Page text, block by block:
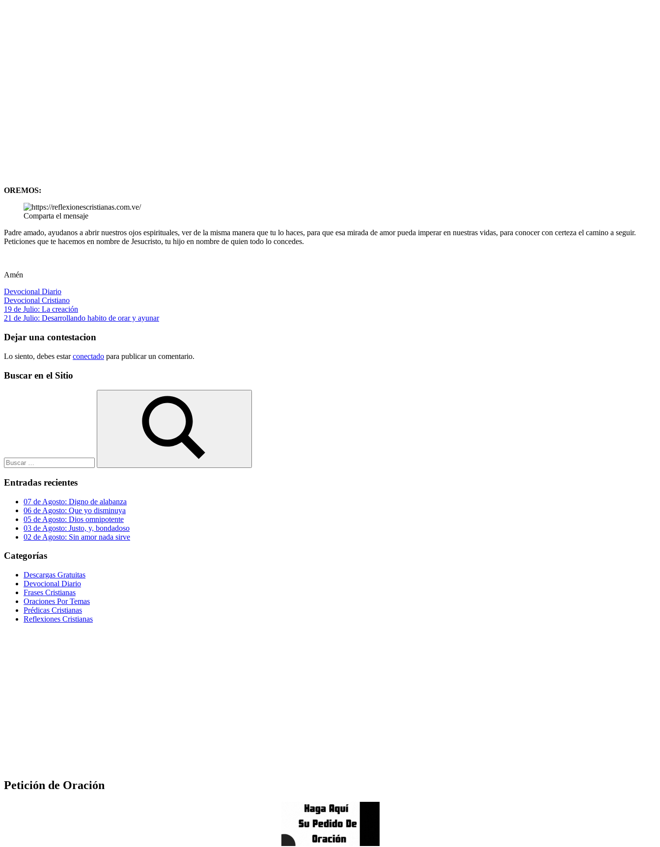
OREMOS:
Comparta el mensaje
Padre amado, ayudanos a abrir nuestros ojos espirituales, ver de la misma manera que tu lo haces, para que esa mirada de amor pueda imperar en nuestras vidas, para conocer con certeza el camino a seguir.
Peticiones que te hacemos en nombre de Jesucristo, tu hijo en nombre de quien todo lo concedes.
Amén
Devocional Diario
Devocional Cristiano
Navegación
de
entradas
Entrada
anterior:
19 de Julio: La creación
Siguiente
21 de Julio: Desarrollando habito de orar y ayunar
Dejar una contestacion
Lo siento, debes estarconectado para publicar un comentario.
Buscar en el Sitio
Buscar
Entradas recientes
07 de Agosto: Digno de alabanza
06 de Agosto: Que yo disminuya
05 de Agosto: Dios omnipotente
03 de Agosto: Justo, y, bondadoso
02 de Agosto: Sin amor nada sirve
Categorías
Descargas Gratuitas
Devocional Diario
Frases Cristianas
Oraciones Por Temas
Prédicas Cristianas
Reflexiones Cristianas
Petición de Oración